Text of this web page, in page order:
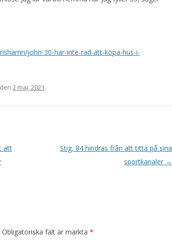
john-30-har-inte-rad-att-kopa-hus-i-
den 2 maj, 2021.
att
Stig, 84 hindras från att titta på sina
sportkanaler →
Obligatoriska fält är märkta *